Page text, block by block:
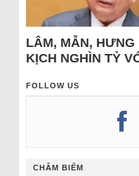
LÂM, MẪN, HƯNG
KỊCH NGHÌN TỶ
FOLLOW US
CHÂM BIẾM